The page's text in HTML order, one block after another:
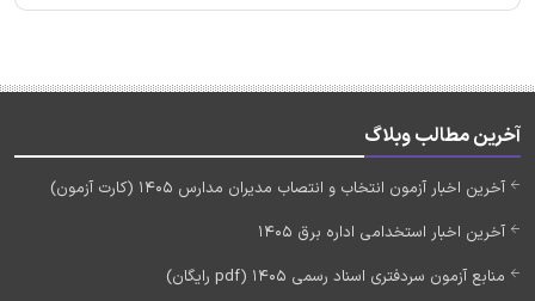
آخرین مطالب وبلاگ
آخرین اخبار آزمون انتخاب و انتصاب مدیران مدارس 1405 (کارت آزمون)
آخرین اخبار استخدامی اداره برق 1405
منابع آزمون سردفتری اسناد رسمی 1405 (pdf رایگان)